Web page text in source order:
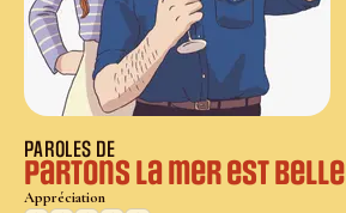
PAROLES DE
Partons la mer est belle
Appréciation